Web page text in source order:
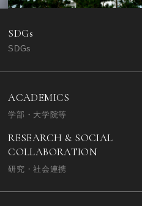
SDGs
SDGs
ACADEMICS
学部・大学院等
RESEARCH & SOCIAL
COLLABORATION
研究・社会連携